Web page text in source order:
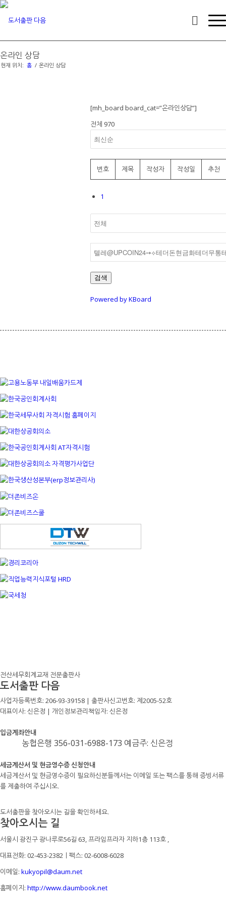
온라인 상담
현재 위치: 홈 / 온라인 상담
[mh_board board_cat=”온라인상담”]
전체 970
번호 제목 작성자 작성일 추천
1
검색
Powered by KBoard
전산세무회계교재 전문출판사
도서출판 다음
사업자등록번호: 206-93-39158 | 출판사신고번호: 제2005-52호
대표이사: 신은정 | 개인정보관리책임자: 신은정
입금계좌안내
농협은행 356-031-6988-173 예금주: 신은정
세금계산서 및 현금영수증 신청안내
세금계산서 및 현금영수증이 필요하신분들께서는 이메일 또는 팩스를 통해 증빙서류
를 제출하여 주십시오.
도서출판을 찾아오시는 길을 확인하세요.
찾아오시는 길
서울시 광진구 광나루로56길 63, 프라임프라자 지하1층 113호 ,
대표전화: 02-453-2382ㅣ팩스: 02-6008-6028
이메일: kukyopil@daum.net
홈페이지: http://www.daumbook.net